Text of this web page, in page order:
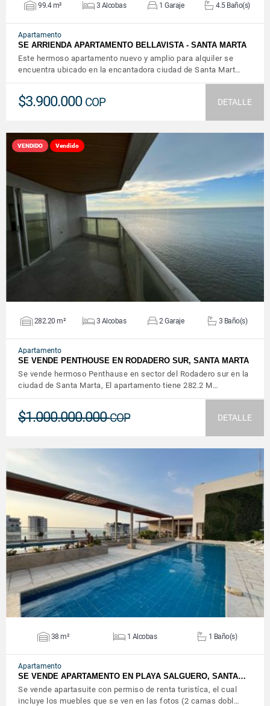
99.4 m² 3 Alcobas 1 Garaje 4.5 Baño(s)
Apartamento
SE ARRIENDA APARTAMENTO BELLAVISTA - SANTA MARTA
Este hermoso apartamento nuevo y amplio para alquiler se
encuentra ubicado en la encantadora ciudad de Santa Mart…
$3.900.000 COP DETALLE
VENDIDO Vendido
VER DETALLES
282.20 m² 3 Alcobas 2 Garaje 3 Baño(s)
Apartamento
SE VENDE PENTHOUSE EN RODADERO SUR, SANTA MARTA
Se vende hermoso Penthause en sector del Rodadero sur en la
ciudad de Santa Marta, El apartamento tiene 282.2 M…
$1.000.000.000COP DETALLE
VER DETALLES
38 m² 1 Alcobas 1 Baño(s)
Apartamento
SE VENDE APARTAMENTO EN PLAYA SALGUERO, SANTA…
Se vende apartasuite con permiso de renta turistíca, el cual
incluye los muebles que se ven en las fotos (2 camas dobl…